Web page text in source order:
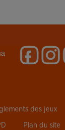
des jeux
Plan du site